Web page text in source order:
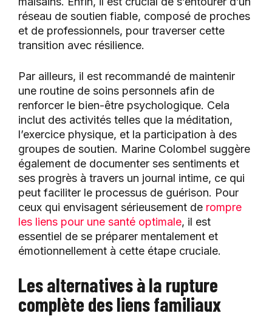
réseau de soutien fiable, composé de proches
et de professionnels, pour traverser cette
transition avec résilience.
Par ailleurs, il est recommandé de maintenir
une routine de soins personnels afin de
renforcer le bien-être psychologique. Cela
inclut des activités telles que la méditation,
l’exercice physique, et la participation à des
groupes de soutien. Marine Colombel suggère
également de documenter ses sentiments et
ses progrès à travers un journal intime, ce qui
peut faciliter le processus de guérison. Pour
ceux qui envisagent sérieusement de rompre
les liens pour une santé optimale, il est
essentiel de se préparer mentalement et
émotionnellement à cette étape cruciale.
Les alternatives à la rupture
complète des liens familiaux